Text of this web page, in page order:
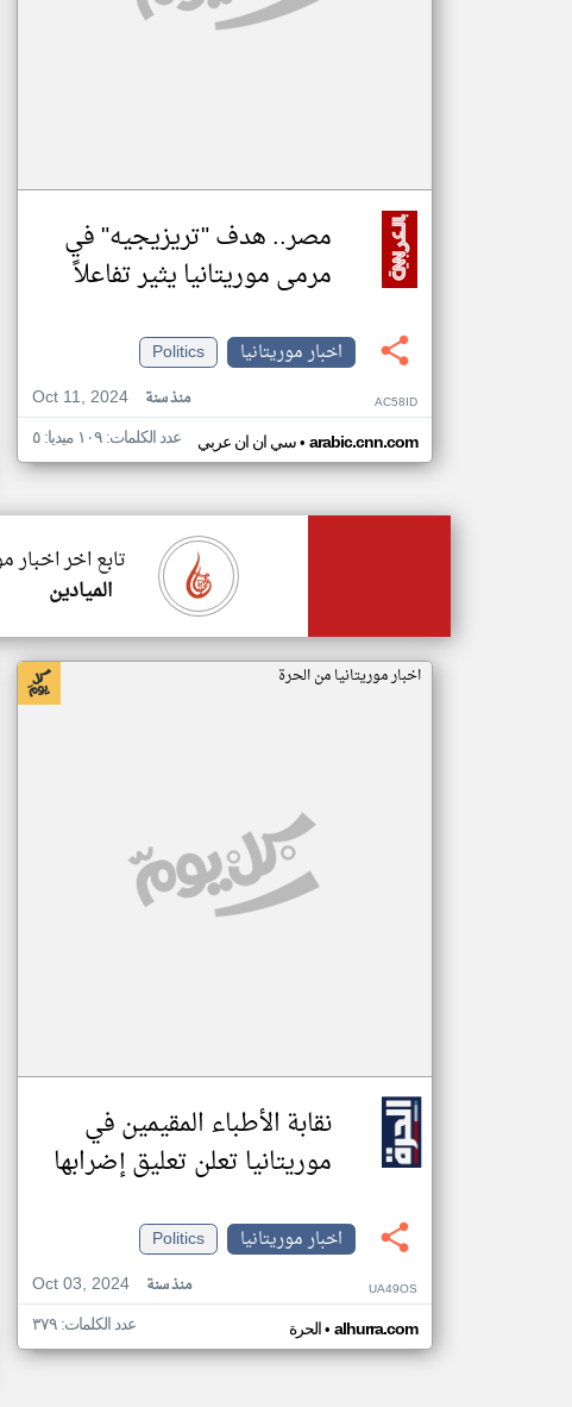
مصر.. هدف "تريزيجيه" في
مرمى موريتانيا يثير تفاعلاً
اخبار موريتانيا
Politics
Oct 11, 2024
منذ سنة AC58ID
سي ان ان عربي• arabic.cnn.com عدد الكلمات: ١٠٩ ميديا: ٥
تابع اخر اخبار
الميادين
اخبار موريتانيا من الحرة
نقابة الأطباء المقيمين في
موريتانيا تعلن تعليق إضرابها
اخبار موريتانيا
Politics
Oct 03, 2024
منذ سنة UA49OS
الحرة• alhurra.com عدد الكلمات: ٣٧٩